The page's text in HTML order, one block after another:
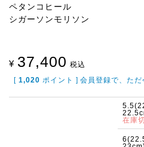
ペタンコヒール
シガーソンモリソン
¥ 37,400 税込
[ 1,020 ポイント ] 会員登録で、た
在庫